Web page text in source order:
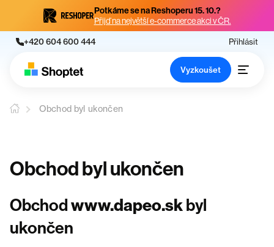
Potkáme se na Reshoperu 15. 10.?
Přijď na největší e-commerce akci v ČR.
+420 604 600 444 Přihlásit
Vyzkoušet
Obchod byl ukončen
Obchod byl ukončen
Obchodwww.dapeo.skbyl
ukončen